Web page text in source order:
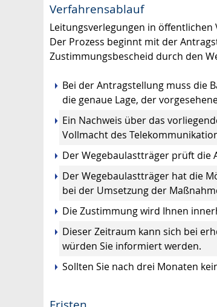
Verfahrensablauf
Leitungsverlegungen in
Der Prozess beginnt mit der
Zustimmungsbescheid durch den
Bei der Antragstellung muss die
die genaue Lage, der
Ein Nachweis über das
Vollmacht des
Der Wegebaulastträger prüft die
Der Wegebaulastträger hat die
bei der Umsetzung der
Die Zustimmung wird Ihnen
Dieser Zeitraum kann sich bei
würden Sie informiert werden.
Sollten Sie nach drei Monaten